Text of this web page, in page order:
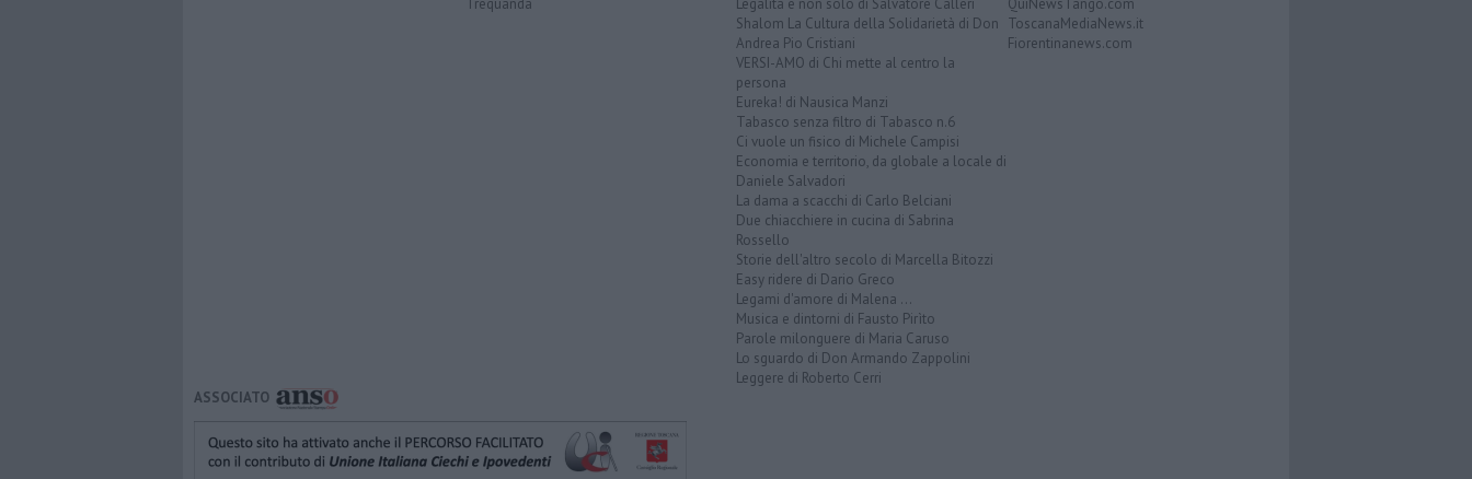
Shalom La Cultura della Solidarietà di Don
Andrea Pio Cristiani
VERSI-AMO di Chi mette al centro la
persona
Eureka! di Nausica Manzi
Tabasco senza filtro di Tabasco n.6
Ci vuole un fisico di Michele Campisi
Economia e territorio, da globale a locale di
Daniele Salvadori
La dama a scacchi di Carlo Belciani
Due chiacchiere in cucina di Sabrina
Rossello
Storie dell'altro secolo di Marcella Bitozzi
Easy ridere di Dario Greco
Legami d'amore di Malena ...
Musica e dintorni di Fausto Pirìto
Parole milonguere di Maria Caruso
Lo sguardo di Don Armando Zappolini
Leggere di Roberto Cerri
ToscanaMediaNews.it
Fiorentinanews.com
ASSOCIATO